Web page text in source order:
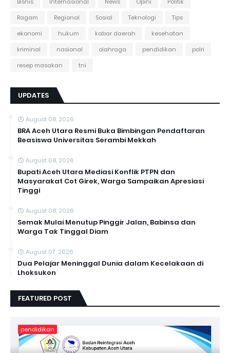
Ragam
Regional Sosial Teknologi
Tips
ekonomi
hukum kabar daerah
kesehatan
kriminal
nasional olahraga pendidikan
polri
resep masakan
tni
UPDATES
August 08, 2026
BRA Aceh Utara Resmi Buka Bimbingan Pendaftaran
Beasiswa Universitas Serambi Mekkah
August 08, 2026
Bupati Aceh Utara Mediasi Konflik PTPN dan
Masyarakat Cot Girek, Warga Sampaikan Apresiasi
Tinggi
August 08, 2026
Semak Mulai Menutup Pinggir Jalan, Babinsa dan
Warga Tak Tinggal Diam
August 07, 2026
Dua Pelajar Meninggal Dunia dalam Kecelakaan di
Lhoksukon
FEATURED POST
pendidikan